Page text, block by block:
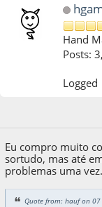
Hand
Posts:
Logged
Eu compro muito
sortudo, mas até
problemas uma vez.
Quote from: hauf on